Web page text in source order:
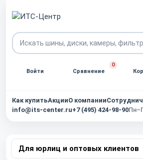
Войти Сравнение
0
Как купитьАкцииО компании
info@its-center.ru+7 (495) 424-98-90
Для юрлиц и оптовых клиентов